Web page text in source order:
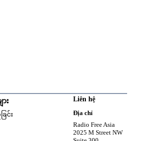
း
င်း
Liên hệ
Địa chỉ
Radio Free Asia
2025 M Street NW